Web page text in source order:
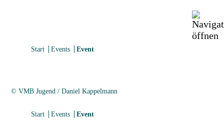
Start Events Event
© VMB Jugend / Daniel Kappelmann
Start Events Event